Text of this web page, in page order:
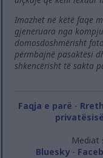
Imazhet në këtë faqe
gjeneruara nga
domosdoshmërisht
përmbajnë pasaktësi
shkencërisht të sakta
Faqja e parë -
privatësisë
Mediat
Bluesky-